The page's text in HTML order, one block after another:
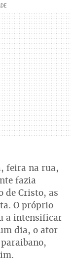
feira na rua,
fazia
de Cristo, as
O próprio
a intensificar
dia, o ator